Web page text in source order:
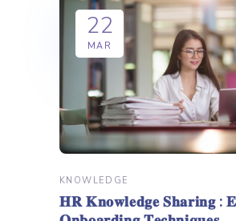
22
MAR
KNOWLEDGE
𝐇𝐑 𝐊𝐧𝐨𝐰𝐥𝐞𝐝𝐠𝐞 𝐒𝐡𝐚𝐫𝐢𝐧𝐠 :